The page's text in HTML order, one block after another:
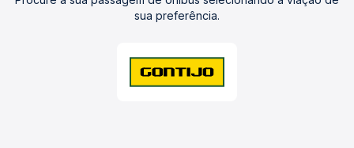
sua preferência.